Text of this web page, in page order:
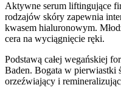
Aktywne serum liftingujące
rodzajów skóry zapewnia
kwasem hialuronowym.
cera na wyciągnięcie ręki.
Podstawą całej wegańskiej
Baden. Bogata w pierwiastki
orzeźwiający i